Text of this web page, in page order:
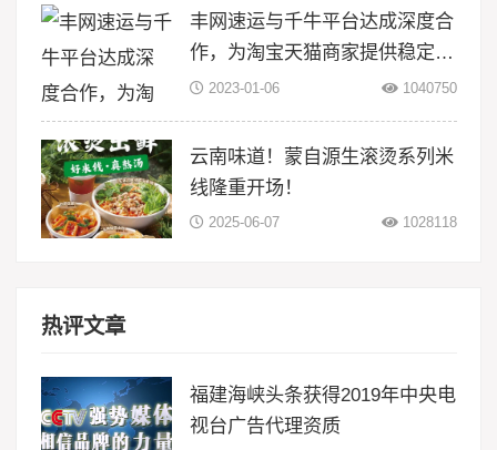
丰网速运与千牛平台达成深度合
作，为淘宝天猫商家提供稳定物
流服务
2023-01-06 1040750
云南味道！蒙自源生滚烫系列米
线隆重开场！
2025-06-07 1028118
热评文章
福建海峡头条获得2019年中央电
视台广告代理资质